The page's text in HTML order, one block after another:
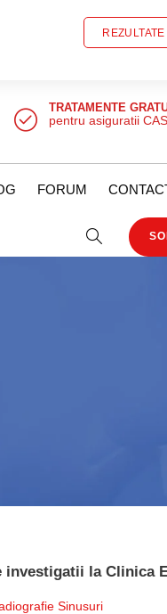
TRATAMENTE
pentru asiguratii
FORUM
investigatii la Clinica
Sinusuri